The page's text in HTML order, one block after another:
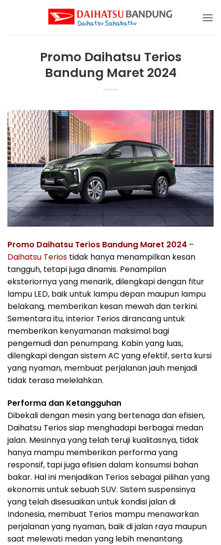
Promo Daihatsu Terios
Bandung Maret 2024
Promo Daihatsu Terios Bandung Maret 2024 –
Daihatsu Terios tidak hanya menampilkan kesan
tangguh, tetapi juga dinamis. Penampilan
eksteriornya yang menarik, dilengkapi dengan fitur
lampu LED, baik untuk lampu depan maupun lampu
belakang, memberikan kesan mewah dan terkini.
Sementara itu, interior Terios dirancang untuk
memberikan kenyamanan maksimal bagi
pengemudi dan penumpang. Kabin yang luas,
dilengkapi dengan sistem AC yang efektif, serta kursi
yang nyaman, membuat perjalanan jauh menjadi
tidak terasa melelahkan.
Performa dan Ketangguhan
Dibekali dengan mesin yang bertenaga dan efisien,
Daihatsu Terios siap menghadapi berbagai medan
jalan. Mesinnya yang telah teruji kualitasnya, tidak
hanya mampu memberikan performa yang
responsif, tapi juga efisien dalam konsumsi bahan
bakar. Hal ini menjadikan Terios sebagai pilihan yang
ekonomis untuk sebuah SUV. Sistem suspensinya
yang telah disesuaikan untuk kondisi jalan di
Indonesia, membuat Terios mampu menawarkan
perjalanan yang nyaman, baik di jalan raya maupun
saat melewati medan yang lebih menantang.